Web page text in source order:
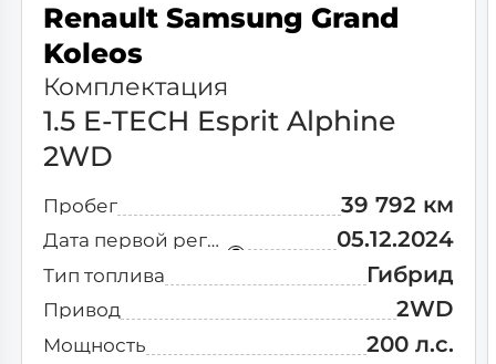
Renault Samsung Grand
Koleos
Комплектация
1.5 E-TECH Esprit Alphine
2WD
Пробег 39 792 км
Дата первой регистрации 05.12.2024
Тип топлива Гибрид
Привод 2WD
Мощность 200 л.с.